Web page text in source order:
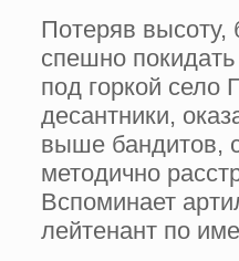
Потеряв высоту,
спешно
под горкой село
десантники,
выше бандитов,
методично
Вспоминает
лейтенант по